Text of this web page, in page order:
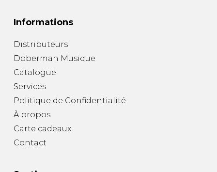
Informations
Distributeurs
Doberman Musique
Catalogue
Services
Politique de Confidentialité
À propos
Carte cadeaux
Contact